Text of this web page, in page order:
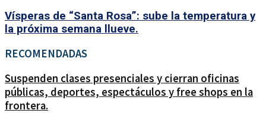
Vísperas de “Santa Rosa”: sube la temperatura y
la próxima semana llueve.
RECOMENDADAS
Suspenden clases presenciales y cierran oficinas
públicas, deportes, espectáculos y free shops en la
frontera.